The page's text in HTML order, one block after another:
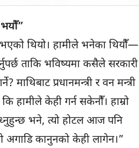
भयौँ”
भएको थियो। हामीले भनेका थियौँ—
ताकि भविष्यमा कसैले सरकारी
प्रधानमन्त्री र वन मन्त्री
हामीले केही गर्न सकेनौँ। हाम्रो
भने, त्यो होटल आज पनि
अगाडि कानुनको केही लागेन।”